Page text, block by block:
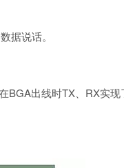
据说话。
BGA出线时TX、RX实现